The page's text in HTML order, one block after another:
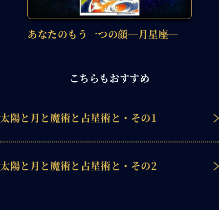
あなたのもう一つの顔―月星座―
こちらもおすすめ
太陽と月と魔術と占星術と・その1
太陽と月と魔術と占星術と・その2